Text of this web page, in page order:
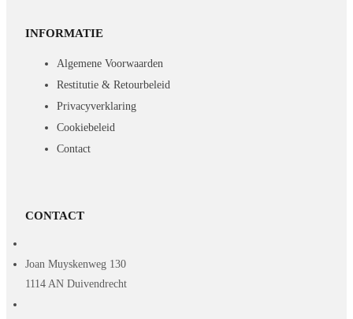
INFORMATIE
Algemene Voorwaarden
Restitutie & Retourbeleid
Privacyverklaring
Cookiebeleid
Contact
CONTACT
Joan Muyskenweg 130
1114 AN Duivendrecht